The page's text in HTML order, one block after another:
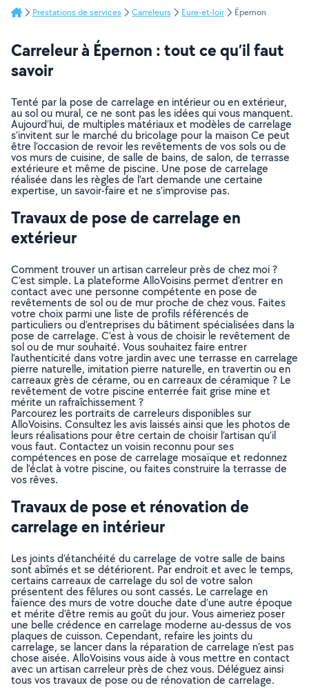
Prestations de services Carreleurs Eure-et-loir Épernon
Carreleur à Épernon : tout ce qu’il faut
savoir
Tenté par la pose de carrelage en intérieur ou en extérieur,
au sol ou mural, ce ne sont pas les idées qui vous manquent.
Aujourd’hui, de multiples matériaux et modèles de carrelage
s’invitent sur le marché du bricolage pour la maison Ce peut
être l’occasion de revoir les revêtements de vos sols ou de
vos murs de cuisine, de salle de bains, de salon, de terrasse
extérieure et même de piscine. Une pose de carrelage
réalisée dans les règles de l’art demande une certaine
expertise, un savoir-faire et ne s’improvise pas.
Travaux de pose de carrelage en
extérieur
Comment trouver un artisan carreleur près de chez moi ?
C'est simple. La plateforme AlloVoisins permet d’entrer en
contact avec une personne compétente en pose de
revêtements de sol ou de mur proche de chez vous. Faites
votre choix parmi une liste de profils référencés de
particuliers ou d’entreprises du bâtiment spécialisées dans la
pose de carrelage. C’est à vous de choisir le revêtement de
sol ou de mur souhaité. Vous souhaitez faire entrer
l’authenticité dans votre jardin avec une terrasse en carrelage
pierre naturelle, imitation pierre naturelle, en travertin ou en
carreaux grès de cérame, ou en carreaux de céramique ? Le
revêtement de votre piscine enterrée fait grise mine et
mérite un rafraîchissement ?
Parcourez les portraits de carreleurs disponibles sur
AlloVoisins. Consultez les avis laissés ainsi que les photos de
leurs réalisations pour être certain de choisir l’artisan qu’il
vous faut. Contactez un voisin reconnu pour ses
compétences en pose de carrelage mosaïque et redonnez
de l’éclat à votre piscine, ou faites construire la terrasse de
vos rêves.
Travaux de pose et rénovation de
carrelage en intérieur
Les joints d’étanchéité du carrelage de votre salle de bains
sont abîmés et se détériorent. Par endroit et avec le temps,
certains carreaux de carrelage du sol de votre salon
présentent des fêlures ou sont cassés. Le carrelage en
faïence des murs de votre douche date d’une autre époque
et mérite d’être remis au goût du jour. Vous aimeriez poser
une belle crédence en carrelage moderne au-dessus de vos
plaques de cuisson. Cependant, refaire les joints du
carrelage, se lancer dans la réparation de carrelage n’est pas
chose aisée. AlloVoisins vous aide à vous mettre en contact
avec un artisan carreleur près de chez vous. Déléguez ainsi
tous vos travaux de pose ou de rénovation de carrelage.